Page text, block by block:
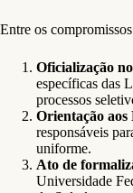
Entre os
Oficialização
específicas das
processos
Orientação aos
responsáveis
uniforme.
Ato de
Universidade